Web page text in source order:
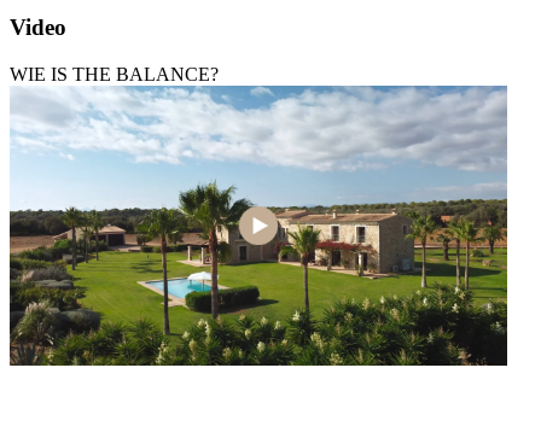
Video
WIE IS THE BALANCE?